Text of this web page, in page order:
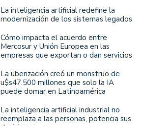
La inteligencia artificial redefine la
modernización de los sistemas legados
Cómo impacta el acuerdo entre
Mercosur y Unión Europea en las
empresas que exportan o dan servicios
La uberización creó un monstruo de
u$s47.500 millones que solo la IA
puede domar en Latinoamérica
La inteligencia artificial industrial no
reemplaza a las personas, potencia sus